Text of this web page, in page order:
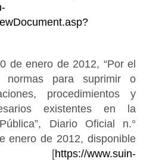
de enero de 2012, “Por el
para suprimir o
procedimientos y
existentes en la
Diario Oficial n.°
enero de 2012, disponible
[https://www.suin-